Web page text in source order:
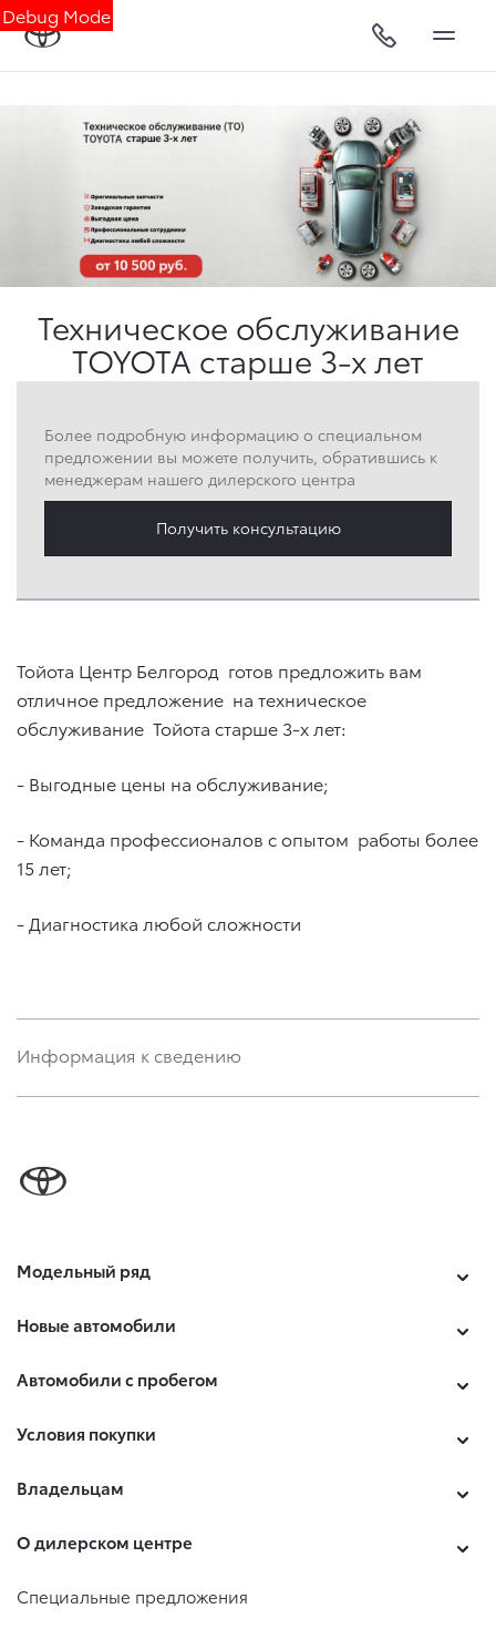
Debug Mode
Техническое обслуживание
TOYOTA старше 3‑х лет
Более подробную информацию о специальном
предложении вы можете получить, обратившись к
менеджерам нашего дилерского центра
Получить консультацию
Тойота Центр Белгород готов предложить вам
отличное предложение на техническое
обслуживание Тойота старше 3-х лет:
- Выгодные цены на обслуживание;
- Команда профессионалов с опытом работы более
15 лет;
- Диагностика любой сложности
Информация к сведению
Модельный ряд
Новые автомобили
Автомобили с пробегом
Условия покупки
Владельцам
О дилерском центре
Специальные предложения